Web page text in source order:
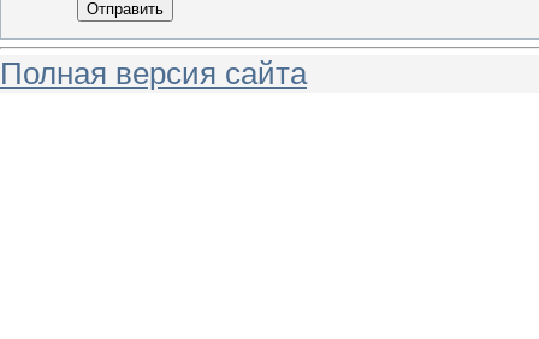
Отправить
Полная версия сайта